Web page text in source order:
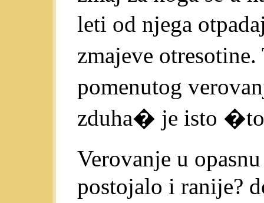
leti od njega
zmajeve
pomenutog
zduha� je isto
Verovanje u
postojalo i ranije?